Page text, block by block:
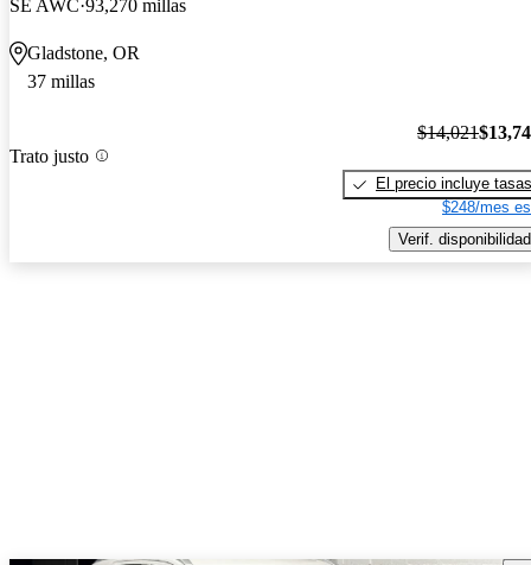
SE AWC 93,270 millas
Gladstone, OR
37 millas
Trato justo
$14,021
El precio incluye tasas
$248/mes
Verif. disponibilidad